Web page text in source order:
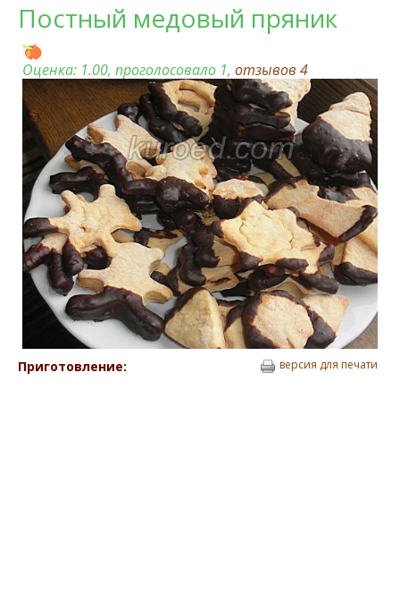
Постный медовый пряник
Оценка: 1.00, проголосовало 1, отзывов 4
Приготовление: версия для печати